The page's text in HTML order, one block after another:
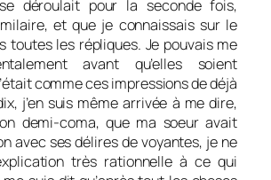
déroulait pour la seconde fois,
et que je connaissais sur le
toutes les répliques. Je pouvais me
avant qu’elles soient
comme ces impressions de déjà
j’en suis même arrivée à me dire,
demi-coma, que ma soeur avait
avec ses délires de voyantes, je ne
très rationnelle à ce qui